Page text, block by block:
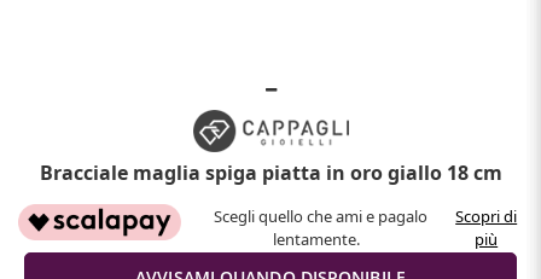
Bracciale maglia spiga piatta in oro giallo 18 cm
Scegli quello che ami e pagalo
lentamente.
Scopri di
più